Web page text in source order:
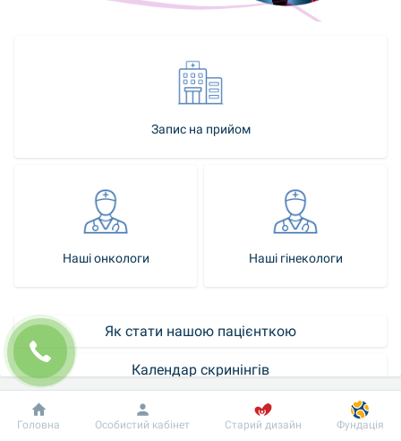
Запис на прийом
Наші онкологи Наші гінекологи
Як стати нашою пацієнткою
Календар скринінгів
Добробут
Інформація Пацієнту
Головна Особистий кабінет Старий дизайн Фундація